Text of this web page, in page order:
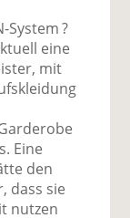
System ?
eine
mit
Eine
den
dass sie
nutzen